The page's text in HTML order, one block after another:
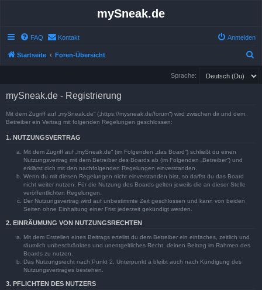
mySneak.de
FAQ Kontakt Anmelden
Startseite Foren-Übersicht
Sprache:
mySneak.de - Registrierung
Mit dem Zugriff auf „mySneak.de“ („https://mysneak.de/forum“) wird zwischen dir und dem
Betreiber ein Vertrag mit folgenden Regelungen geschlossen:
1. NUTZUNGSVERTRAG
Mit dem Zugriff auf „mySneak.de“ (im Folgenden „das Board“) schließt du einen
Nutzungsvertrag mit dem Betreiber des Boards ab (im Folgenden „Betreiber“) und
erklärst dich mit den nachfolgenden Regelungen einverstanden.
Wenn du mit diesen Regelungen nicht einverstanden bist, so darfst du das Board
nicht weiter nutzen. Für die Nutzung des Boards gelten jeweils die an dieser Stelle
veröffentlichten Regelungen.
Der Nutzungsvertrag wird auf unbestimmte Zeit geschlossen und kann von beiden
Seiten ohne Einhaltung einer Frist jederzeit gekündigt werden.
2. EINRÄUMUNG VON NUTZUNGSRECHTEN
Mit dem Erstellen eines Beitrags erteilst du dem Betreiber ein einfaches, zeitlich und
räumlich unbeschränktes und unentgeltliches Recht, deinen Beitrag im Rahmen des
Boards zu nutzen.
Das Nutzungsrecht nach Punkt 2, Unterpunkt a bleibt auch nach Kündigung des
Nutzungsvertrages bestehen.
3. PFLICHTEN DES NUTZERS